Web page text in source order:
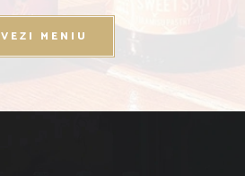
VEZI MENIU